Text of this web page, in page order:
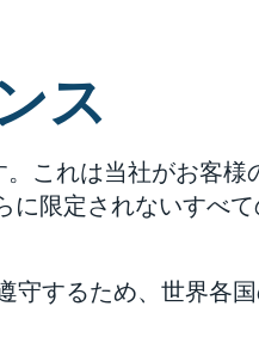
ス
これは当社がお客様
に限定されないすべ
するため、世界各